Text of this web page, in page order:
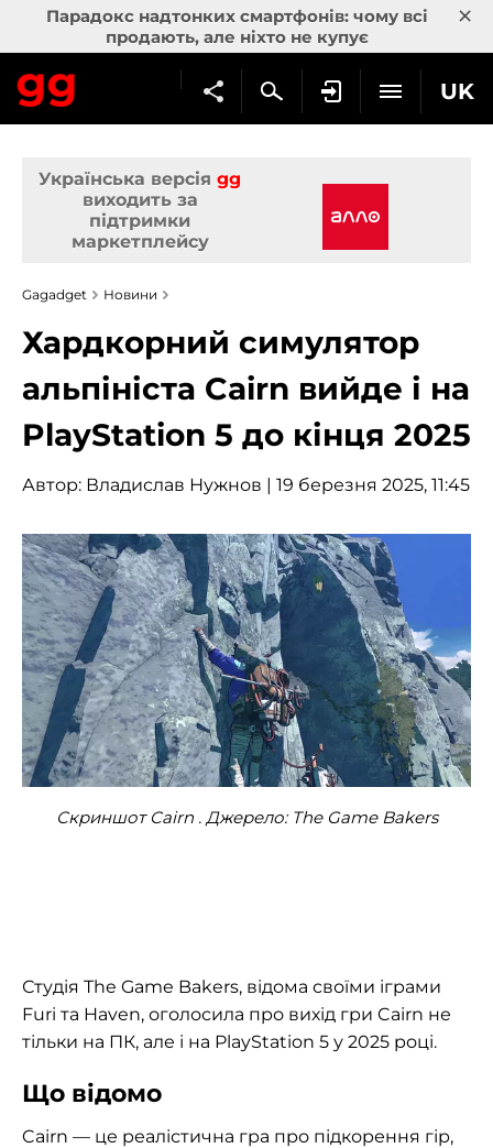
Парадокс надтонких смартфонів: чому всі
продають, але ніхто не купує
×
UK
Українська версія gg
виходить за
підтримки
маркетплейсу
Gagadget Новини
Хардкорний симулятор
альпініста Cairn вийде і на
PlayStation 5 до кінця 2025
Автор: Владислав Нужнов | 19 березня 2025, 11:45
Скриншот Cairn . Джерело: The Game Bakers
Студія The Game Bakers, відома своїми іграми
Furi та Haven, оголосила про вихід гри Cairn не
тільки на ПК, але і на PlayStation 5 у 2025 році.
Що відомо
Cairn — це реалістична гра про підкорення гір,